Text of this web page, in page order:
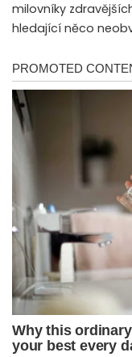
milovníky
hledající něco